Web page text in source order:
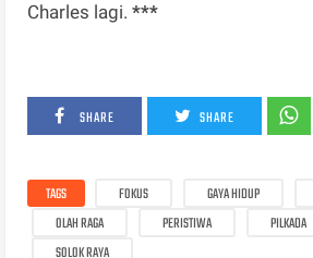
Charles lagi. ***
SHARE SHARE
TAGS FOKUS GAYA HIDUP
OLAH RAGA
PERISTIWA PILKADA